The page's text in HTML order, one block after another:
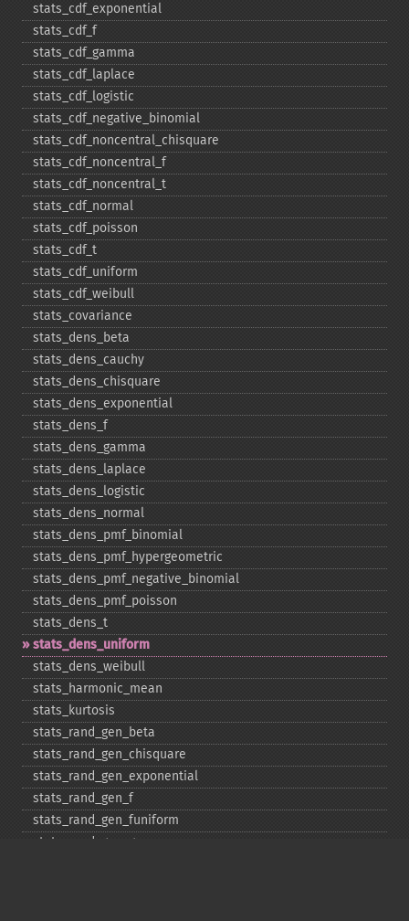
stats_​cdf_​exponential
stats_​cdf_​f
stats_​cdf_​gamma
stats_​cdf_​laplace
stats_​cdf_​logistic
stats_​cdf_​negative_​binomial
stats_​cdf_​noncentral_​chisquare
stats_​cdf_​noncentral_​f
stats_​cdf_​noncentral_​t
stats_​cdf_​normal
stats_​cdf_​poisson
stats_​cdf_​t
stats_​cdf_​uniform
stats_​cdf_​weibull
stats_​covariance
stats_​dens_​beta
stats_​dens_​cauchy
stats_​dens_​chisquare
stats_​dens_​exponential
stats_​dens_​f
stats_​dens_​gamma
stats_​dens_​laplace
stats_​dens_​logistic
stats_​dens_​normal
stats_​dens_​pmf_​binomial
stats_​dens_​pmf_​hypergeometric
stats_​dens_​pmf_​negative_​binomial
stats_​dens_​pmf_​poisson
stats_​dens_​t
stats_​dens_​uniform
stats_​dens_​weibull
stats_​harmonic_​mean
stats_​kurtosis
stats_​rand_​gen_​beta
stats_​rand_​gen_​chisquare
stats_​rand_​gen_​exponential
stats_​rand_​gen_​f
stats_​rand_​gen_​funiform
stats_​rand_​gen_​gamma